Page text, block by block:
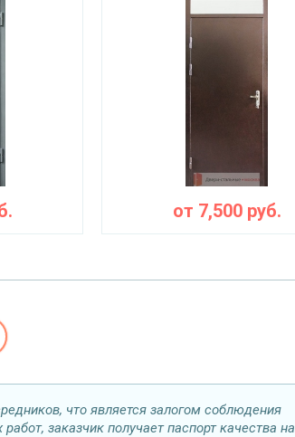
от 7,500руб.
что является залогом соблюдения
заказчик получает паспорт качества на